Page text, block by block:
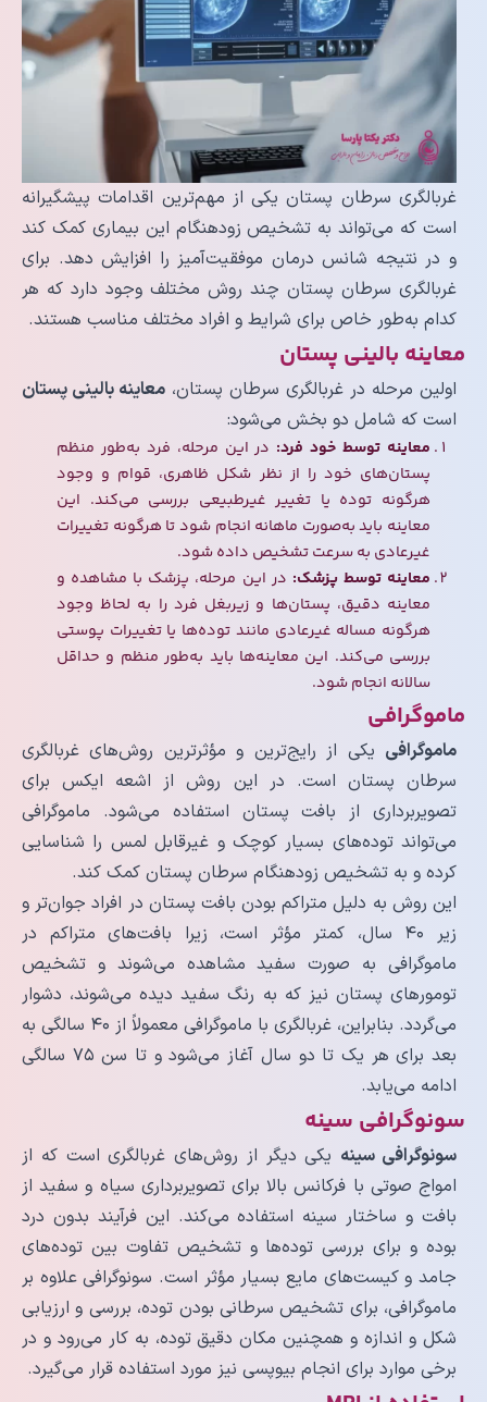
غربالگری سرطان پستان یکی از مهم‌ترین اقدامات پیشگیرانه
است که می‌تواند به تشخیص زودهنگام این بیماری کمک کند
و در نتیجه شانس درمان موفقیت‌آمیز را افزایش دهد. برای
غربالگری سرطان پستان چند روش مختلف وجود دارد که هر
کدام به‌طور خاص برای شرایط و افراد مختلف مناسب هستند.
معاینه بالینی پستان
اولین مرحله در غربالگری سرطان پستان، معاینه بالینی پستان
است که شامل دو بخش می‌شود:
معاینه توسط خود فرد: در این مرحله، فرد به‌طور منظم
پستان‌های خود را از نظر شکل ظاهری، قوام و وجود
هرگونه توده یا تغییر غیرطبیعی بررسی می‌کند. این
معاینه باید به‌صورت ماهانه انجام شود تا هرگونه تغییرات
غیرعادی به سرعت تشخیص داده شود.
معاینه توسط پزشک: در این مرحله، پزشک با مشاهده و
معاینه دقیق، پستان‌ها و زیربغل فرد را به لحاظ وجود
هرگونه مساله غیرعادی مانند توده‌ها یا تغییرات پوستی
بررسی می‌کند. این معاینه‌ها باید به‌طور منظم و حداقل
سالانه انجام شود.
ماموگرافی
ماموگرافی یکی از رایج‌ترین و مؤثرترین روش‌های غربالگری
سرطان پستان است. در این روش از اشعه ایکس برای
تصویربرداری از بافت پستان استفاده می‌شود. ماموگرافی
می‌تواند توده‌های بسیار کوچک و غیرقابل لمس را شناسایی
کرده و به تشخیص زودهنگام سرطان پستان کمک کند.
این روش به دلیل متراکم بودن بافت پستان در افراد جوان‌تر و
زیر ۴۰ سال، کمتر مؤثر است، زیرا بافت‌های متراکم در
ماموگرافی به صورت سفید مشاهده می‌شوند و تشخیص
تومورهای پستان نیز که به رنگ سفید دیده می‌شوند، دشوار
می‌گردد. بنابراین، غربالگری با ماموگرافی معمولاً از ۴۰ سالگی به
بعد برای هر یک تا دو سال آغاز می‌شود و تا سن ۷۵ سالگی
ادامه می‌یابد.
سونوگرافی سینه
سونوگرافی سینه یکی دیگر از روش‌های غربالگری است که از
امواج صوتی با فرکانس بالا برای تصویربرداری سیاه و سفید از
بافت و ساختار سینه استفاده می‌کند. این فرآیند بدون درد
بوده و برای بررسی توده‌ها و تشخیص تفاوت بین توده‌های
جامد و کیست‌های مایع بسیار مؤثر است. سونوگرافی علاوه بر
ماموگرافی، برای تشخیص سرطانی بودن توده، بررسی و ارزیابی
شکل و اندازه و همچنین مکان دقیق توده، به کار می‌رود و در
برخی موارد برای انجام بیوپسی نیز مورد استفاده قرار می‌گیرد.